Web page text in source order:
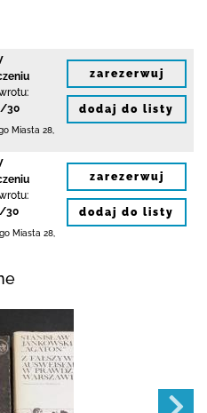
30
Miasta 28
zarezerwuj
dodaj do listy
30
Miasta 28
zarezerwuj
dodaj do listy